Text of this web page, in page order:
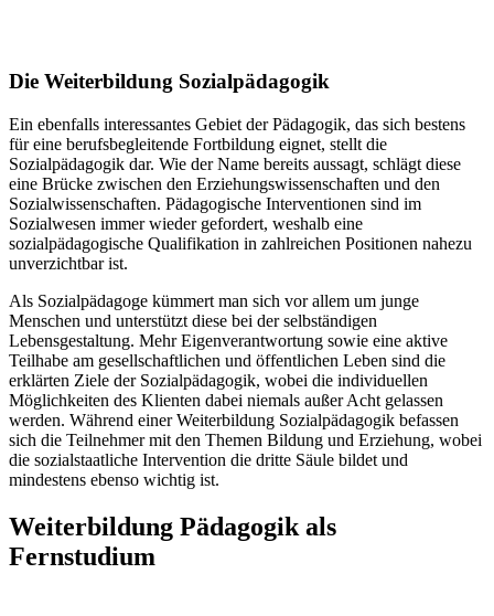
Die Weiterbildung Sozialpädagogik
Ein ebenfalls interessantes Gebiet der Pädagogik, das sich bestens
für eine berufsbegleitende Fortbildung eignet, stellt die
Sozialpädagogik dar. Wie der Name bereits aussagt, schlägt diese
eine Brücke zwischen den Erziehungswissenschaften und den
Sozialwissenschaften. Pädagogische Interventionen sind im
Sozialwesen immer wieder gefordert, weshalb eine
sozialpädagogische Qualifikation in zahlreichen Positionen nahezu
unverzichtbar ist.
Als Sozialpädagoge kümmert man sich vor allem um junge
Menschen und unterstützt diese bei der selbständigen
Lebensgestaltung. Mehr Eigenverantwortung sowie eine aktive
Teilhabe am gesellschaftlichen und öffentlichen Leben sind die
erklärten Ziele der Sozialpädagogik, wobei die individuellen
Möglichkeiten des Klienten dabei niemals außer Acht gelassen
werden. Während einer Weiterbildung Sozialpädagogik befassen
sich die Teilnehmer mit den Themen Bildung und Erziehung, wobei
die sozialstaatliche Intervention die dritte Säule bildet und
mindestens ebenso wichtig ist.
Weiterbildung Pädagogik als
Fernstudium